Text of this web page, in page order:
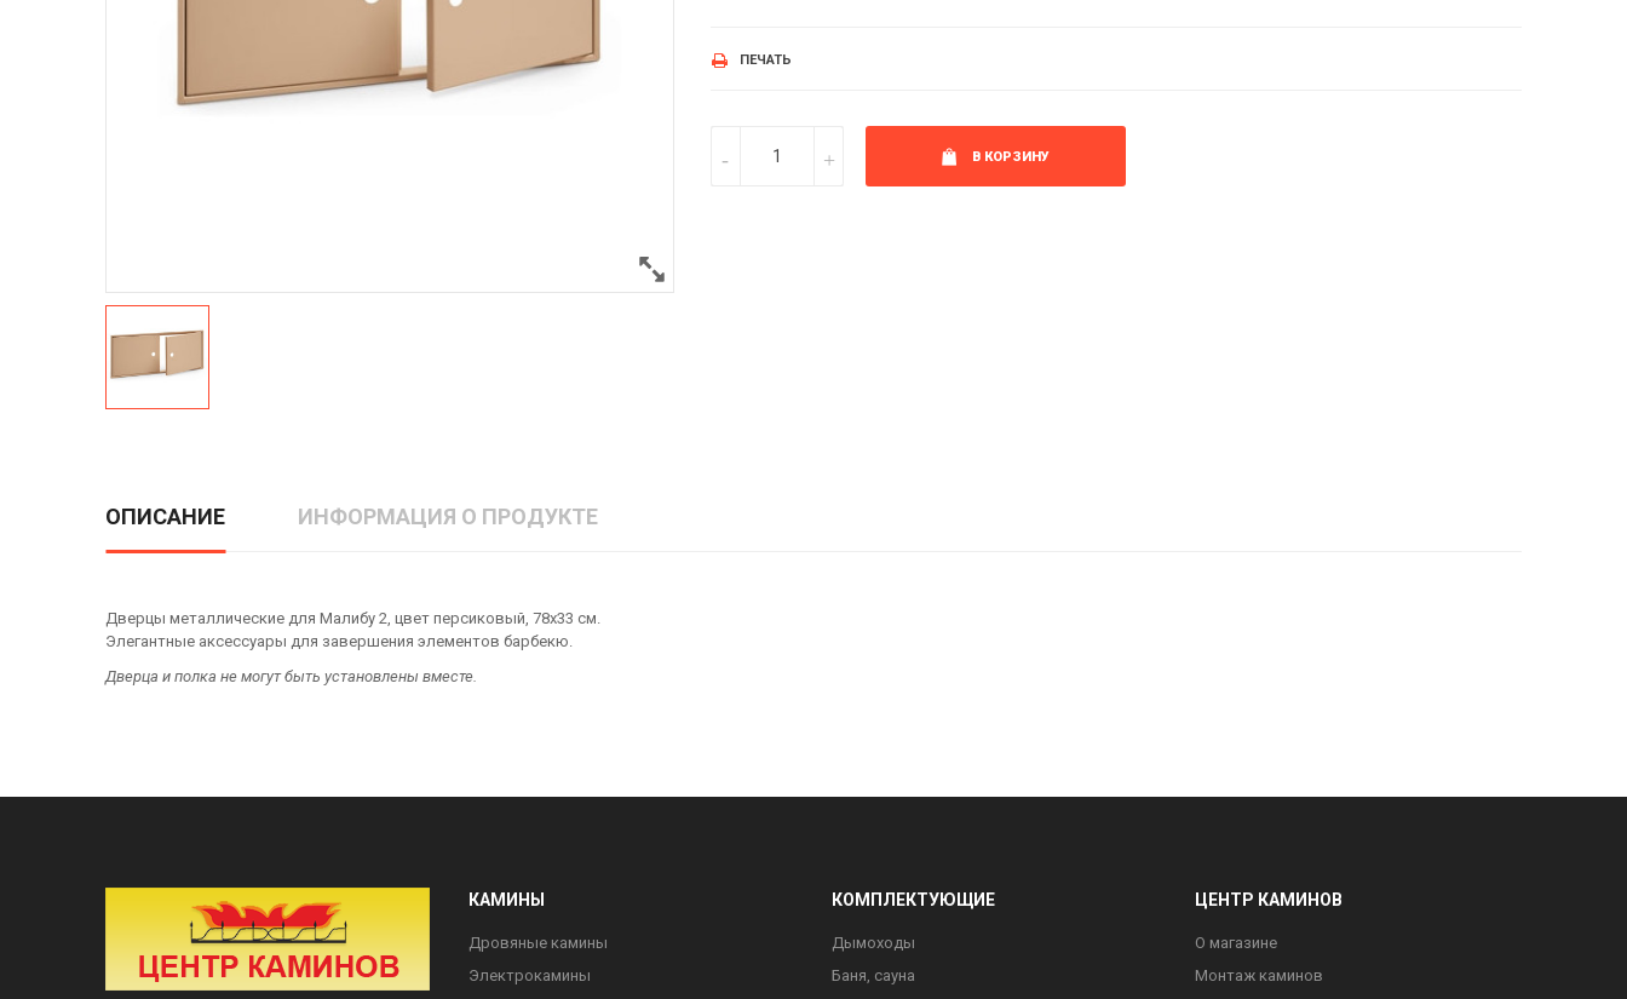
ПЕЧАТЬ
В КОРЗИНУ
ОПИСАНИЕ ИНФОРМАЦИЯ О ПРОДУКТЕ
Дверцы металлические для Малибу 2, цвет персиковый, 78х33 см.
Элегантные аксессуары для завершения элементов барбекю.
Дверца и полка не могут быть установлены вместе.
КАМИНЫ
Дровяные камины
Электрокамины
КОМПЛЕКТУЮЩИЕ
Дымоходы
Баня, сауна
ЦЕНТР КАМИНОВ
О магазине
Монтаж каминов